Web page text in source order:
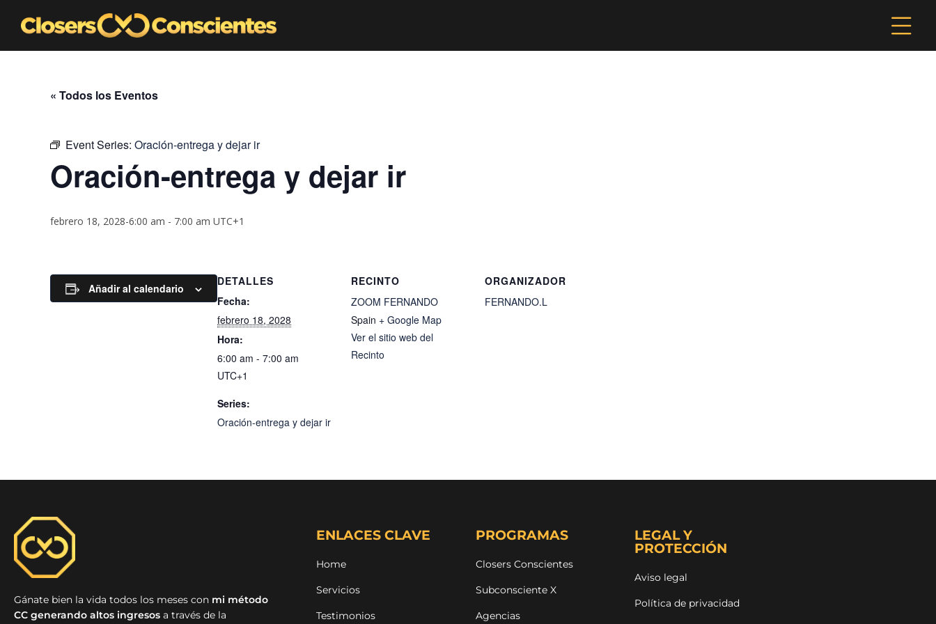
« Todos los Eventos
Event Series: Oración-entrega y dejar ir
Oración-entrega y dejar ir
febrero 18, 2028-6:00 am - 7:00 am UTC+1
Añadir al calendario
DETALLES
Fecha:
febrero 18, 2028
Hora:
6:00 am - 7:00 am
UTC+1
Series:
Oración-entrega y dejar ir
RECINTO
ZOOM FERNANDO
Spain + Google Map
Ver el sitio web del
Recinto
ORGANIZADOR
FERNANDO.L
Gánate bien la vida todos los meses con mi método
CC generando altos ingresos a través de la
ENLACES CLAVE
Home
Servicios
Testimonios
PROGRAMAS
Closers Conscientes
Subconsciente X
Agencias
LEGAL Y
PROTECCIÓN
Aviso legal
Política de privacidad